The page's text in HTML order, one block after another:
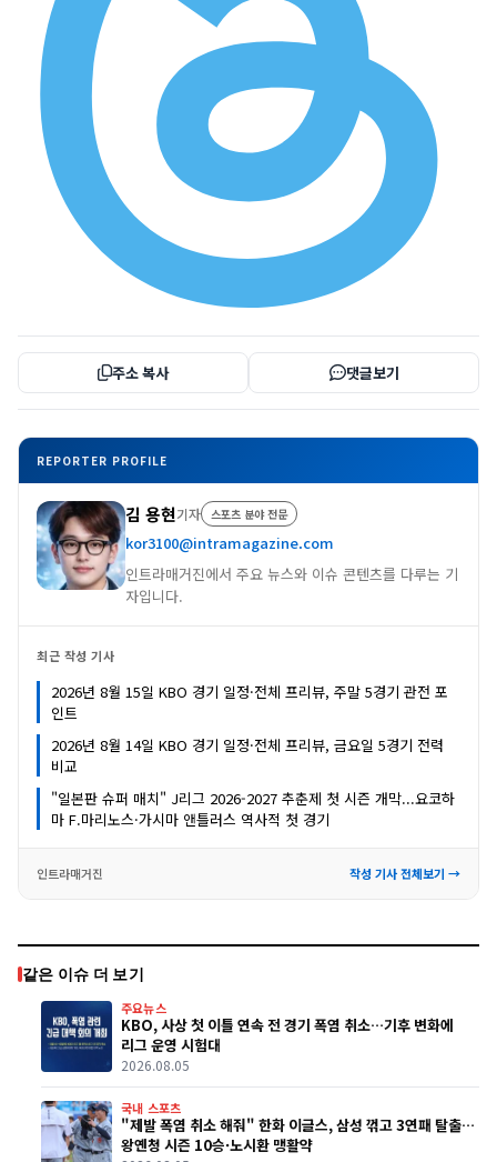
주소 복사 댓글보기
REPORTER PROFILE
김 용현기자 스포츠 분야 전문
kor3100@intramagazine.com
인트라매거진에서 주요 뉴스와 이슈 콘텐츠를 다루는 기
자입니다.
최근 작성 기사
2026년 8월 15일 KBO 경기 일정·전체 프리뷰, 주말 5경기 관전 포
인트
2026년 8월 14일 KBO 경기 일정·전체 프리뷰, 금요일 5경기 전력
비교
"일본판 슈퍼 매치" J리그 2026-2027 추춘제 첫 시즌 개막...요코하
마 F.마리노스·가시마 앤틀러스 역사적 첫 경기
인트라매거진 작성 기사 전체보기 →
같은 이슈 더 보기
주요뉴스
KBO, 사상 첫 이틀 연속 전 경기 폭염 취소…기후 변화에
리그 운영 시험대
2026.08.05
국내 스포츠
"제발 폭염 취소 해줘" 한화 이글스, 삼성 꺾고 3연패 탈출…
왕옌청 시즌 10승·노시환 맹활약